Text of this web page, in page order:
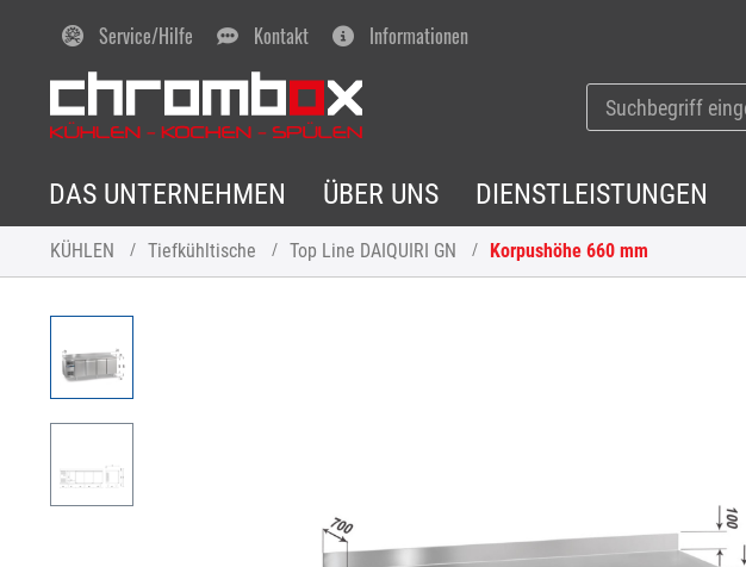
Service/Hilfe Kontakt Informationen
DAS UNTERNEHMEN ÜBER UNS DIENSTLEISTUNGEN
KÜHLEN Tiefkühltische Top Line DAIQUIRI GN Korpushöhe 660 mm